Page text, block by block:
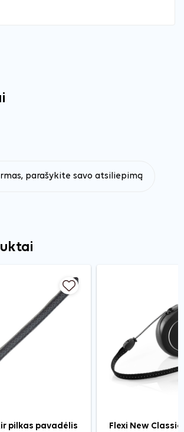
parašykite savo atsiliepimą
pilkas pavadėlis
Flexi New